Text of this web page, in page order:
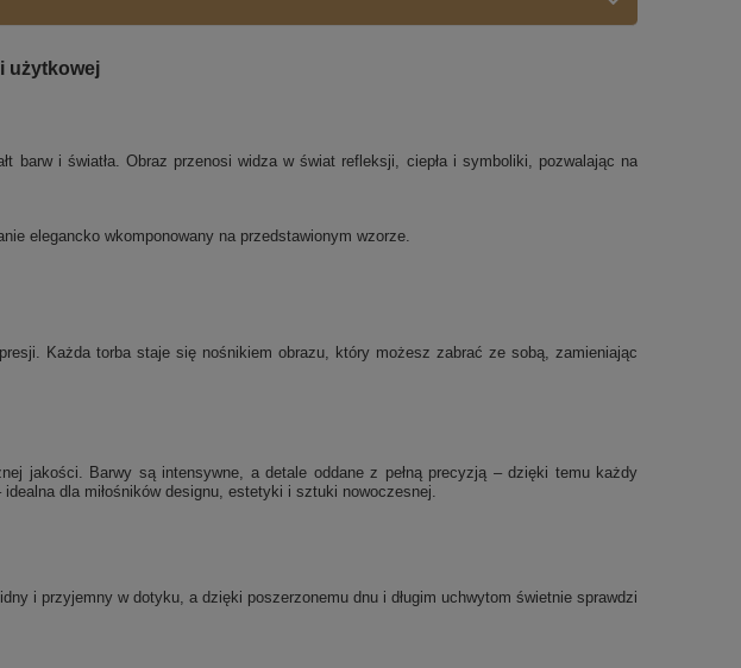
użytkowej
barw i światła. Obraz przenosi widza w świat refleksji, ciepła i symboliki, pozwalając na
elegancko wkomponowany na przedstawionym wzorze.
Każda torba staje się nośnikiem obrazu, który możesz zabrać ze sobą, zamieniając
jakości. Barwy są intensywne, a detale oddane z pełną precyzją – dzięki temu każdy
dla miłośników designu, estetyki i sztuki nowoczesnej.
i przyjemny w dotyku, a dzięki poszerzonemu dnu i długim uchwytom świetnie sprawdzi